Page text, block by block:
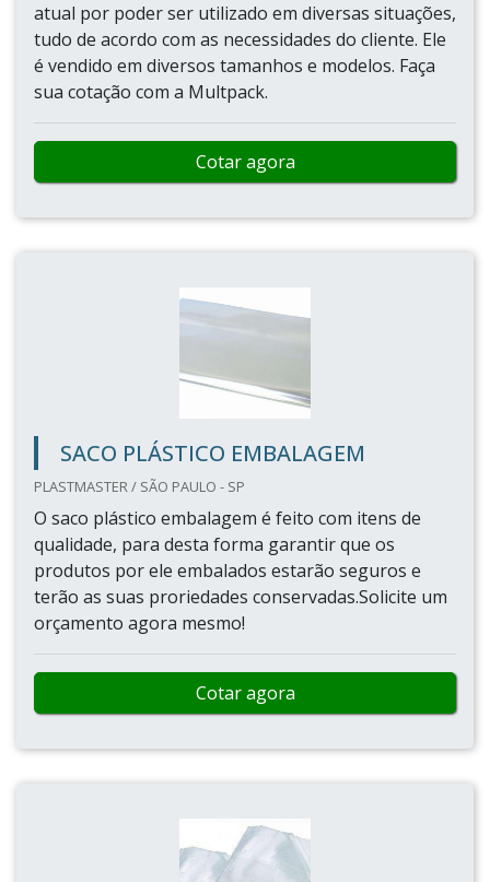
atual por poder ser utilizado em diversas situações,
tudo de acordo com as necessidades do cliente. Ele
é vendido em diversos tamanhos e modelos. Faça
sua cotação com a Multpack.
Cotar agora
SACO PLÁSTICO EMBALAGEM
PLASTMASTER / SÃO PAULO - SP
O saco plástico embalagem é feito com itens de
qualidade, para desta forma garantir que os
produtos por ele embalados estarão seguros e
terão as suas proriedades conservadas.Solicite um
orçamento agora mesmo!
Cotar agora